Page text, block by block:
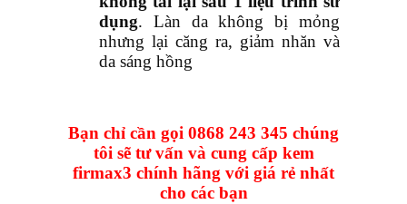
dụng. Làn da không bị mỏng
nhưng lại căng ra, giảm nhăn và
da sáng hồng
Bạn chỉ cần gọi 0868 243 345 chúng
tôi sẽ tư vấn và cung cấp kem
firmax3 chính hãng với giá rẻ nhất
cho các bạn